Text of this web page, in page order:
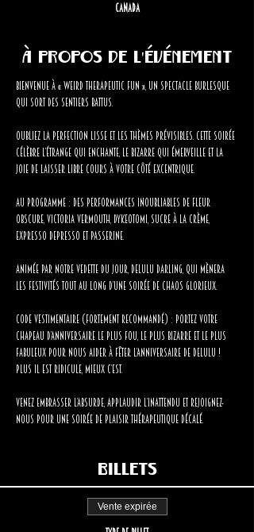
Canada
À propos de l'événement
Bienvenue à « Weird Therapeutic Fun », un spectacle burlesque
qui sort des sentiers battus.
Oubliez la perfection lisse et les thèmes prévisibles. Cette soirée
célèbre l’étrange qui enchante, le bizarre qui émerveille et la
joie de laisser libre cours à votre côté excentrique.
Au programme : des performances inoubliables de Fleur
Obscure, Victoria Vermouth, Dykeotomi, Sucre à la Crème,
Expresso Depresso et Passerine.
Animée par notre vedette du jour, Delulu Darling, qui mènera
les festivités tout au long d’une soirée de chaos glorieux.
Code vestimentaire (fortement recommandé) : portez votre
chapeau d’anniversaire le plus fou, le plus bizarre et le plus
fabuleux pour nous aider à fêter l’anniversaire de Delulu !
Plus il est ridicule, mieux c’est.
Venez embrasser l’absurde, applaudir l’inattendu et rejoignez-
nous pour une soirée de plaisir thérapeutique décalé.
Billets
Vente expirée